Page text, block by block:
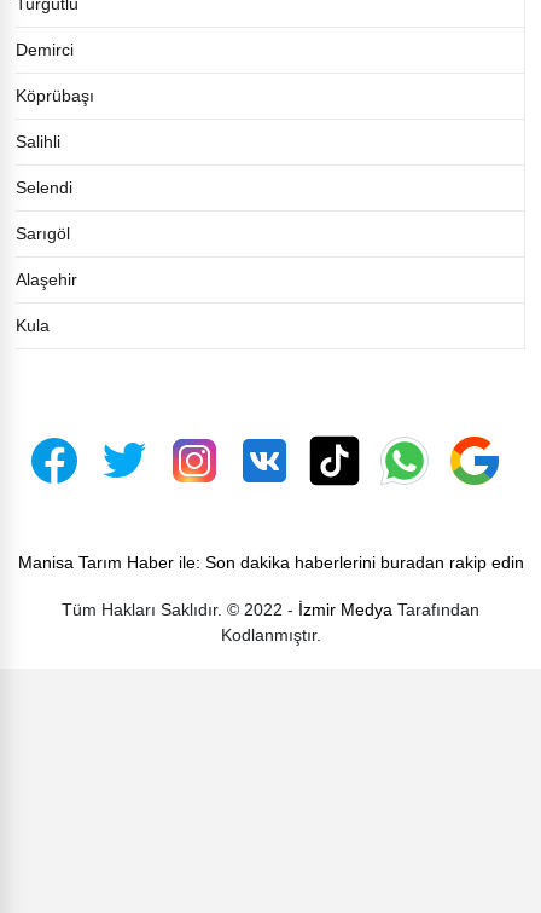
Demirci
Köprübaşı
Salihli
Selendi
Sarıgöl
Alaşehir
Kula
Manisa Tarım Haber ile: Son dakika haberlerini buradan rakip edin
Tüm Hakları Saklıdır. © 2022 - İzmir Medya Tarafından
Kodlanmıştır.